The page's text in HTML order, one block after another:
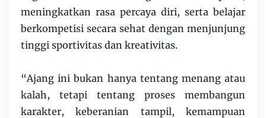
meningkatkan rasa percaya diri, serta belajar
berkompetisi secara sehat dengan menjunjung
tinggi sportivitas dan kreativitas.
“Ajang ini bukan hanya tentang menang atau
kalah, tetapi tentang proses membangun
karakter, keberanian tampil, kemampuan